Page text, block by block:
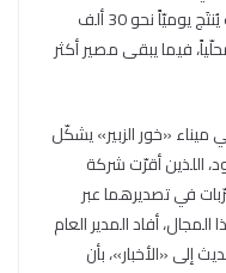
خصوصاً في حقل «القيارة» النفطي، حيث يُنتَج يوميّاً نحو 30 ألف
فيما يبقى مصير أكثر
التقارير، فإن «رصيف 41» في ميناء «خور الزبير» يشكّل
اللذين أقرّت شركة
في تصديرهما عبر
أفاد المدير العام
إلى «الأخبار»، بأن